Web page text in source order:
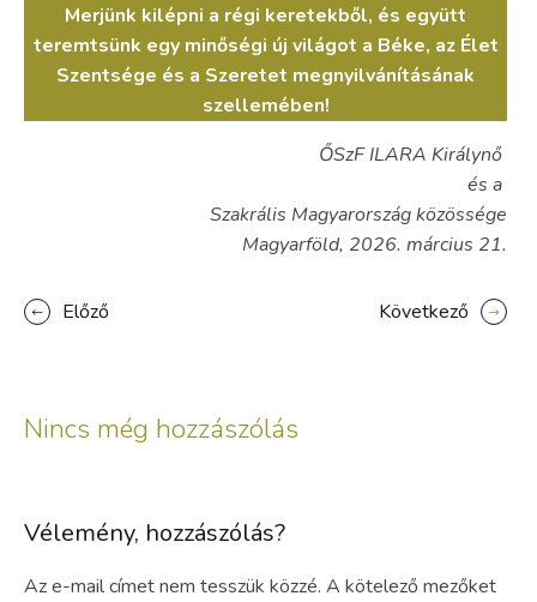
Merjünk kilépni a régi keretekből, és együtt
teremtsünk egy minőségi új világot a Béke, az Élet
Szentsége és a Szeretet megnyilvánításának
szellemében!
ŐSzF ILARA Királynő
és a
Szakrális Magyarország közössége
Magyarföld, 2026. március 21.
Előző Következő
Nincs még hozzászólás
Vélemény, hozzászólás?
Az e-mail címet nem tesszük közzé. A kötelező mezőket